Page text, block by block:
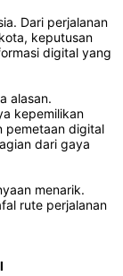
Dari perjalanan
keputusan
digital yang
alasan.
kepemilikan
pemetaan digital
dari gaya
menarik.
rute perjalanan